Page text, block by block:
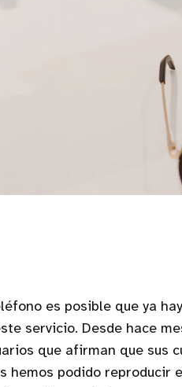
es posible que ya
servicio. Desde hace
que afirman que sus
hemos podido reproducir